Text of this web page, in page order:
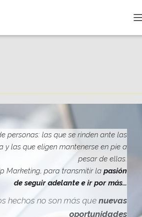
A
M
D
E
N
A
V
G
I
personas: las que se rinden ante las
y las que eligen mantenerse en pie a
pesar de ellas.
Marketing, para transmitir la pasión
de seguir adelante e ir por más…
hechos no son más que nuevas
oportunidades